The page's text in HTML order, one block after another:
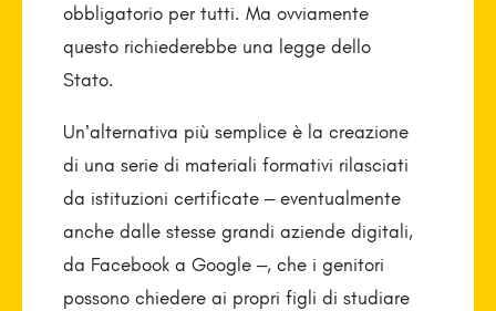
obbligatorio per tutti. Ma ovviamente
questo richiederebbe una legge dello
Stato.
Un’alternativa più semplice è la creazione
di una serie di materiali formativi rilasciati
da istituzioni certificate – eventualmente
anche dalle stesse grandi aziende digitali,
da Facebook a Google –, che i genitori
possono chiedere ai propri figli di studiare